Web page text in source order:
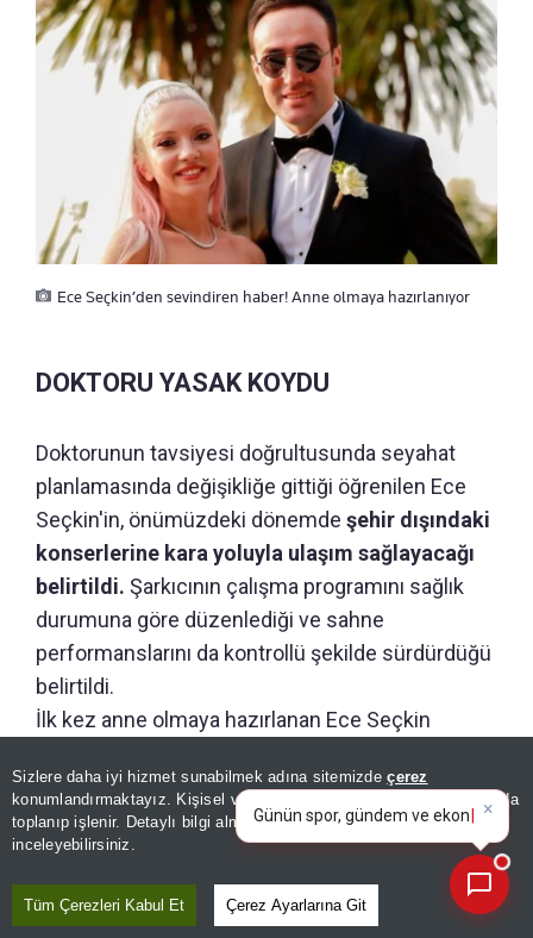
Sizlere daha iyi hizmet sunabilmek adına sitemizdeçerez
konumlandırmaktayız. Kişisel verileriniz, KVKK ve GDPR kapsamında
toplanıp işlenir. Detaylı bilgi almak içinAydınlatma Metnimizi
inceleyebilirsiniz.
Tüm Çerezleri Kabul Et Çerez Ayarlarına Git
Ece Seçkin’den sevindiren haber! Anne olmaya hazırlanıyor
DOKTORU YASAK KOYDU
Doktorunun tavsiyesi doğrultusunda seyahat
planlamasında değişikliğe gittiği öğrenilen Ece
Seçkin'in, önümüzdeki dönemde şehir dışındaki
konserlerine kara yoluyla ulaşım sağlayacağı
belirtildi. Şarkıcının çalışma programını sağlık
durumuna göre düzenlediği ve sahne
performanslarını da kontrollü şekilde sürdürdüğü
belirtildi.
İlk kez anne olmaya hazırlanan Ece Seçkin
henüz resmi bir açıklama gelmedi.
Günün spor, gündem ve
ekonomi gelişmelerini analiz
edin!